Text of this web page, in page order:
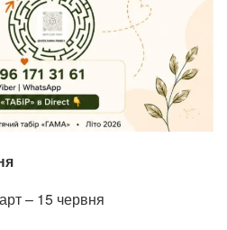
– 15 червня